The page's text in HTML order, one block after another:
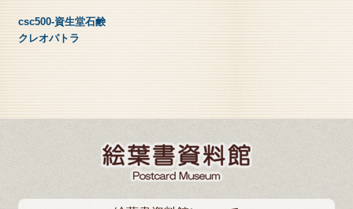
csc500-資生堂石鹸
クレオパトラ